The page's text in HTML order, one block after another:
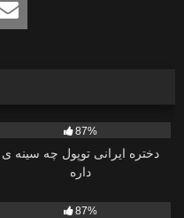
87%
دختره ایرانی توپول چه سینه ی
داره
87%